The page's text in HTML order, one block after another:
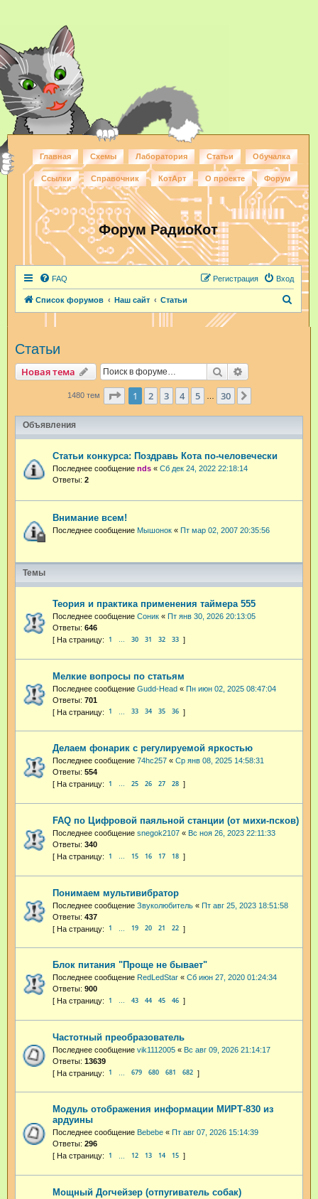
Главная Схемы Лаборатория Статьи Обучалка
Ссылки Справочник КотАрт О проекте Форум
Форум РадиоКот
FAQ Вход
Регистрация
Список форумов Наш сайт Статьи
Статьи
Новая тема Поиск
1480 тем Страница из 30
1 2 3 4 5 30
Объявления
Статьи конкурса: Поздравь Кота по-человечески
Последнее сообщение nds « Сб дек 24, 2022 22:18:14
Ответы: 2
Внимание всем!
Последнее сообщение Мышонок « Пт мар 02, 2007 20:35:56
Темы
Теория и практика применения таймера 555
Последнее сообщение Соник « Пт янв 30, 2026 20:13:05
Ответы: 646
1 … 30 31 32 33
Мелкие вопросы по статьям
Последнее сообщение Gudd-Head « Пн июн 02, 2025 08:47:04
Ответы: 701
1 33 34 35 36
Делаем фонарик с регулируемой яркостью
Последнее сообщение 74hc257 « Ср янв 08, 2025 14:58:31
Ответы: 554
1 … 25 26 27 28
FAQ по Цифровой паяльной станции (от михи-псков)
Последнее сообщение snegok2107 « Вс ноя 26, 2023 22:11:33
Ответы: 340
1 … 15 16 17 18
Понимаем мультивибратор
Последнее сообщение Звуколюбитель « Пт авг 25, 2023 18:51:58
Ответы: 437
1 19 20 21 22
Блок питания "Проще не бывает"
Последнее сообщение RedLedStar « Сб июн 27, 2020 01:24:34
Ответы: 900
1 … 43 44 45 46
Частотный преобразователь
Последнее сообщение vik1112005 « Вс авг 09, 2026 21:14:17
Ответы: 13639
1 679 680 681 682
Модуль отображения информации МИРТ-830 из
ардуины
Последнее сообщение Bebebe « Пт авг 07, 2026 15:14:39
Ответы: 296
1 12 13 14 15
Мощный Догчейзер (отпугиватель собак)